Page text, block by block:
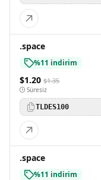
.space
%11 indirim
$1.20 $1.35
Süresiz
TLDES100
.space
%11 indirim